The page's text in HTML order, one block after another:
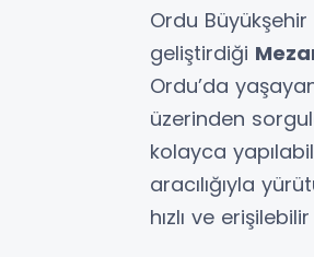
Ordu
geliştirdiği
Ordu’da
üzerinden
kolayca
aracılığıyla
hızlı ve